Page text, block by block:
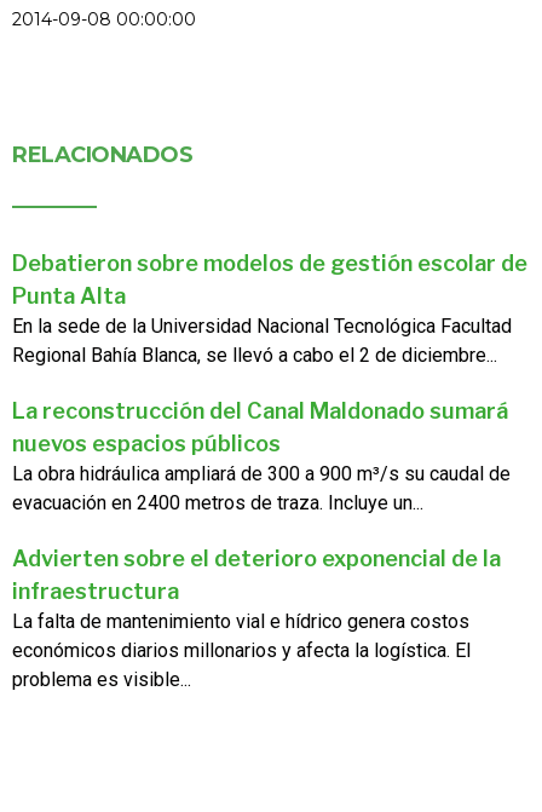
2014-09-08 00:00:00
RELACIONADOS
Debatieron sobre modelos de gestión escolar de
Punta Alta
En la sede de la Universidad Nacional Tecnológica Facultad
Regional Bahía Blanca, se llevó a cabo el 2 de diciembre...
La reconstrucción del Canal Maldonado sumará
nuevos espacios públicos
La obra hidráulica ampliará de 300 a 900 m³/s su caudal de
evacuación en 2400 metros de traza. Incluye un...
Advierten sobre el deterioro exponencial de la
infraestructura
La falta de mantenimiento vial e hídrico genera costos
económicos diarios millonarios y afecta la logística. El
problema es visible...